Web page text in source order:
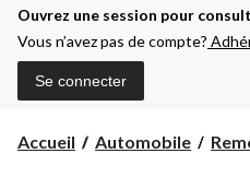
Ouvrez une session pour
Vous n’avez pas de compte?
Se connecter
Accueil Automobile